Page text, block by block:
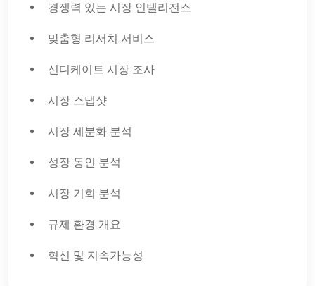
경쟁력 있는 시장 인텔리전스
맞춤형 리서치 서비스
신디케이트 시장 조사
시장 스냅샷
시장 세분화 분석
성장 동인 분석
시장 기회 분석
규제 환경 개요
혁신 및 지속가능성